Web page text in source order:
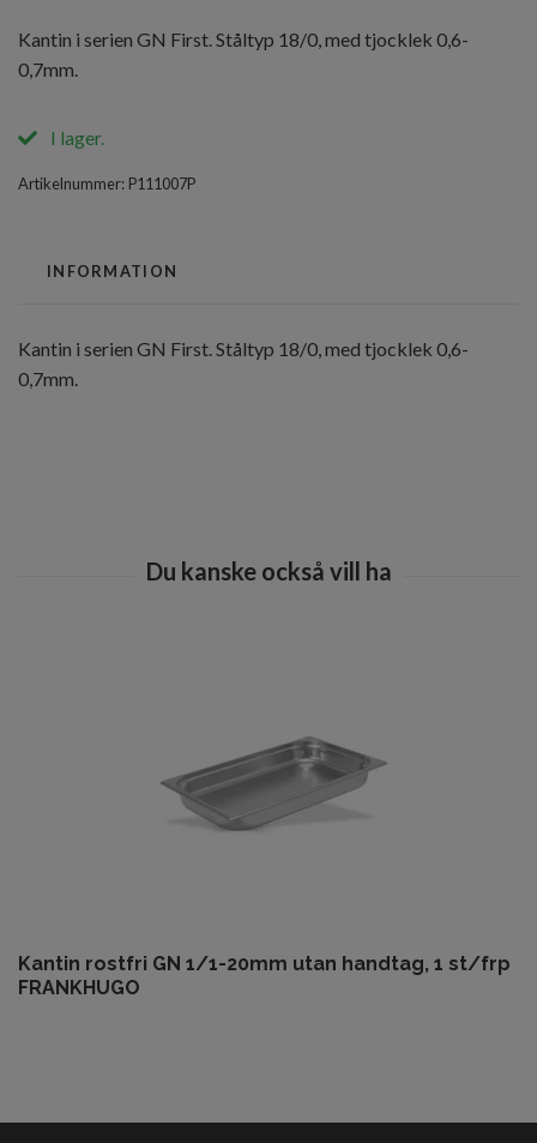
Kantin i serien GN First. Ståltyp 18/0, med tjocklek 0,6-
0,7mm.
I lager.
Artikelnummer: P111007P
INFORMATION
Kantin i serien GN First. Ståltyp 18/0, med tjocklek 0,6-
0,7mm.
Kantin rostfri GN 1/1-20mm utan handtag, 1 st/frp
FRANKHUGO